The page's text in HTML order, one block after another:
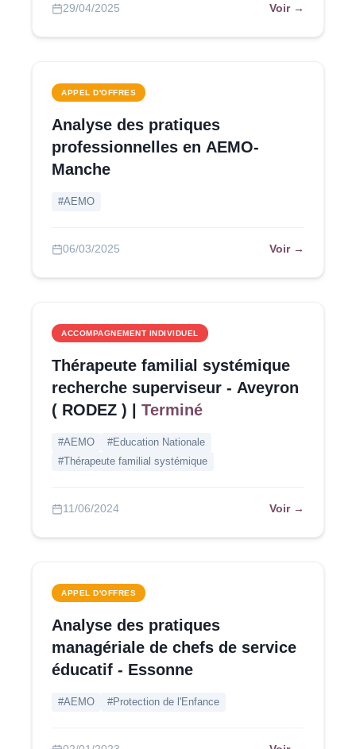
29/04/2025 Voir →
APPEL D'OFFRES
Analyse des pratiques
professionnelles en AEMO-
Manche
#AEMO
06/03/2025 Voir →
ACCOMPAGNEMENT INDIVIDUEL
Thérapeute familial systémique
recherche superviseur - Aveyron
( RODEZ ) | Terminé
#AEMO
#Education Nationale
#Thérapeute familial systémique
11/06/2024 Voir →
APPEL D'OFFRES
Analyse des pratiques
managériale de chefs de service
éducatif - Essonne
#AEMO #Protection de l'Enfance